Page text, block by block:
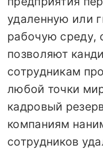
удаленную или
рабочую среду,
позволяют
сотрудникам
любой точки
кадровый
компаниям
сотрудников